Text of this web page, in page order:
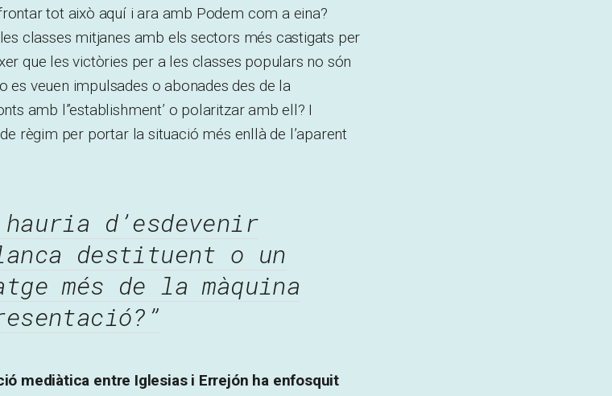
tot això aquí i ara amb Podem com a eina?
classes mitjanes amb els sectors més castigats per
que les victòries per a les classes populars no són
es veuen impulsades o abonades des de la
amb l”establishment’ o polaritzar amb ell? I
règim per portar la situació més enllà de l’aparent
hauria d’esdevenir
destituent o un
més de la màquina
mediàtica entre Iglesias i Errejón ha enfosquit